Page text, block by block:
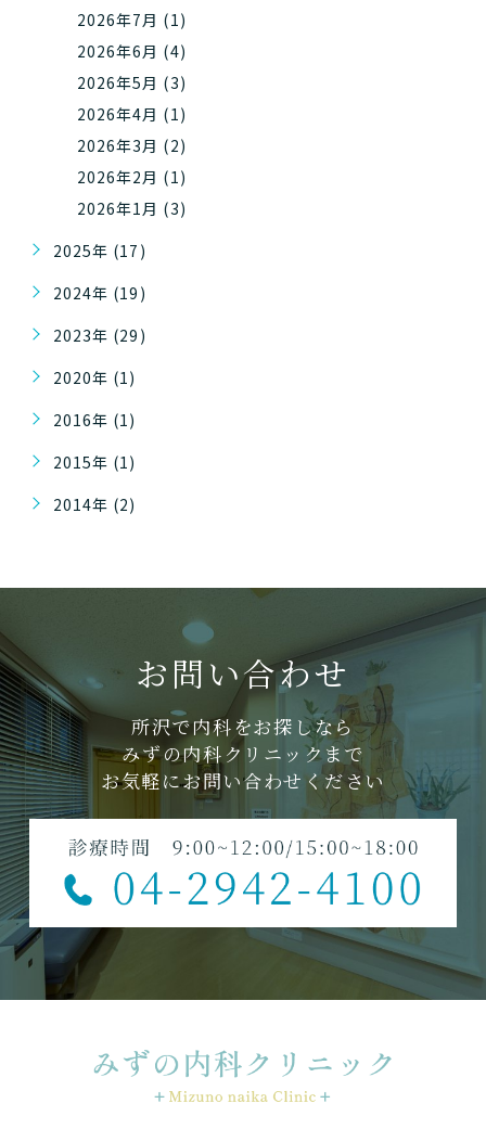
2026年7月 (1)
2026年6月 (4)
2026年5月 (3)
2026年4月 (1)
2026年3月 (2)
2026年2月 (1)
2026年1月 (3)
2025年 (17)
2024年 (19)
2023年 (29)
2020年 (1)
2016年 (1)
2015年 (1)
2014年 (2)
お問い合わせ
所沢で内科をお探しなら
みずの内科クリニックまで
お気軽にお問い合わせください